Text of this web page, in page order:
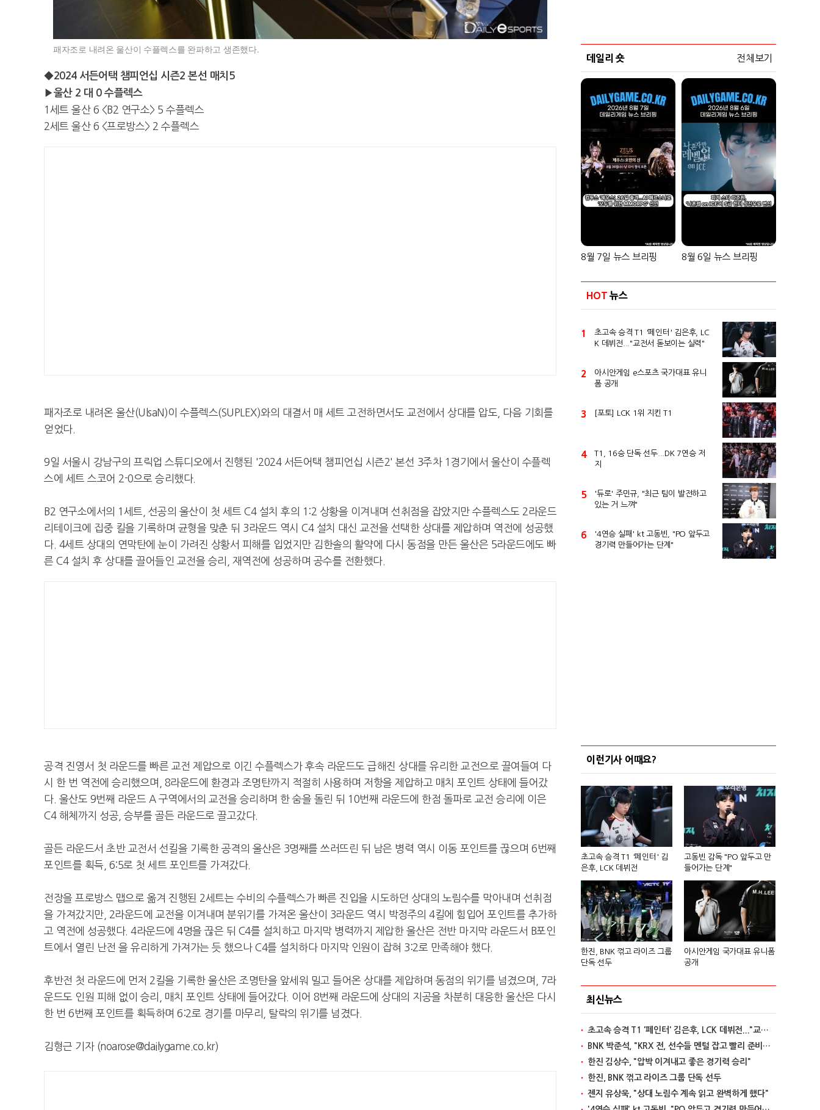
패자조로 내려온 울산이 수플렉스를 완파하고 생존했다.
◆2024 서든어택 챔피언십 시즌2 본선 매치5
▶울산 2 대 0 수플렉스
1세트 울산 6 <B2 연구소> 5 수플렉스
2세트 울산 6 <프로방스> 2 수플렉스
패자조로 내려온 울산(UlsaN)이 수플렉스(SUPLEX)와의 대결서 매 세트 고전하면서도 교전에서 상대를 압도, 다음 기회를
얻었다.
9일 서울시 강남구의 프릭업 스튜디오에서 진행된 '2024 서든어택 챔피언십 시즌2' 본선 3주차 1경기에서 울산이 수플렉
스에 세트 스코어 2-0으로 승리했다.
B2 연구소에서의 1세트, 선공의 울산이 첫 세트 C4 설치 후의 1:2 상황을 이겨내며 선취점을 잡았지만 수플렉스도 2라운드
리테이크에 집중 킬을 기록하며 균형을 맞춘 뒤 3라운드 역시 C4 설치 대신 교전을 선택한 상대를 제압하며 역전에 성공했
다. 4세트 상대의 연막탄에 눈이 가려진 상황서 피해를 입었지만 김한솔의 활약에 다시 동점을 만든 울산은 5라운드에도 빠
른 C4 설치 후 상대를 끌어들인 교전을 승리, 재역전에 성공하며 공수를 전환했다.
공격 진영서 첫 라운드를 빠른 교전 제압으로 이긴 수플렉스가 후속 라운드도 급해진 상대를 유리한 교전으로 끌여들여 다
시 한 번 역전에 승리했으며, 8라운드에 환경과 조명탄까지 적절히 사용하며 저항을 제압하고 매치 포인트 상태에 들어갔
다. 울산도 9번째 라운드 A 구역에서의 교전을 승리하며 한 숨을 돌린 뒤 10번째 라운드에 한점 돌파로 교전 승리에 이은
C4 해체까지 성공, 승부를 골든 라운드로 끌고갔다.
골든 라운드서 초반 교전서 선킬을 기록한 공격의 울산은 3명째를 쓰러뜨린 뒤 남은 병력 역시 이동 포인트를 끊으며 6번째
포인트를 획득, 6:5로 첫 세트 포인트를 가져갔다.
전장을 프로방스 맵으로 옮겨 진행된 2세트는 수비의 수플렉스가 빠른 진입을 시도하던 상대의 노림수를 막아내며 선취점
을 가져갔지만, 2라운드에 교전을 이겨내며 분위기를 가져온 울산이 3라운드 역시 박정주의 4킬에 힘입어 포인트를 추가하
고 역전에 성공했다. 4라운드에 4명을 끊은 뒤 C4를 설치하고 마지막 병력까지 제압한 울산은 전반 마지막 라운드서 B포인
트에서 열린 난전 을 유리하게 가져가는 듯 했으나 C4를 설치하다 마지막 인원이 잡혀 3:2로 만족해야 했다.
후반전 첫 라운드에 먼저 2킬을 기록한 울산은 조명탄을 앞세워 밀고 들어온 상대를 제압하며 동점의 위기를 넘겼으며, 7라
운드도 인원 피해 없이 승리, 매치 포인트 상태에 들어갔다. 이어 8번째 라운드에 상대의 지공을 차분히 대응한 울산은 다시
한 번 6번째 포인트를 획득하며 6:2로 경기를 마무리, 탈락의 위기를 넘겼다.
김형근 기자 (noarose@dailygame.co.kr)
데일리 숏 전체보기
8월 7일 뉴스 브리핑 8월 6일 뉴스 브리핑
HOT 뉴스
1
초고속 승격 T1 '페인터' 김은후, LC
K 데뷔전..."교전서 돋보이는 실력"
2
아시안게임 e스포츠 국가대표 유니
폼 공개
3 [포토] LCK 1위 지킨 T1
4
T1, 16승 단독 선두...DK 7연승 저
지
5
'듀로' 주민규, "최근 팀이 발전하고
있는 거 느껴"
6
'4연승 실패' kt 고동빈, "PO 앞두고
경기력 만들어가는 단계"
이런기사 어때요?
초고속 승격 T1 '페인터' 김
은후, LCK 데뷔전
고동빈 감독 "PO 앞두고 만
들어가는 단계"
한진, BNK 꺾고 라이즈 그룹
단독 선두
아시안게임 국가대표 유니폼
공개
최신뉴스
초고속 승격 T1 '페인터' 김은후, LCK 데뷔전..."교전서 돋보이는 실력"
BNK 박준석, "KRX 전, 선수들 멘털 잡고 빨리 준비할 것"
한진 김상수, "압박 이겨내고 좋은 경기력 승리"
한진, BNK 꺾고 라이즈 그룹 단독 선두
젠지 유상욱, "상대 노림수 계속 읽고 완벽하게 했다"